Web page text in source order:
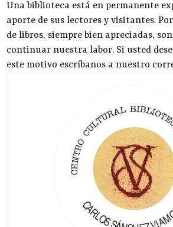
Una biblioteca está en permanente
aporte de sus lectores y visitantes.
de libros, siempre bien apreciadas,
continuar nuestra labor. Si usted
este motivo escríbanos a nuestro